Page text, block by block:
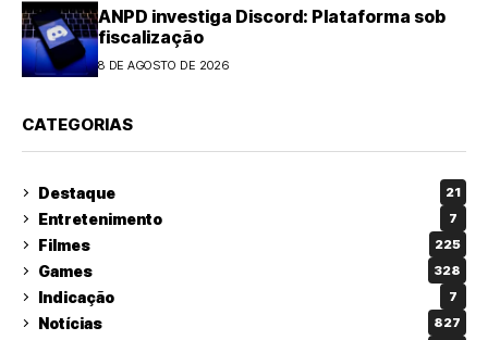
ANPD investiga Discord: Plataforma sob
fiscalização
8 DE AGOSTO DE 2026
CATEGORIAS
Destaque 21
Entretenimento 7
Filmes 225
Games 328
Indicação 7
Notícias 827